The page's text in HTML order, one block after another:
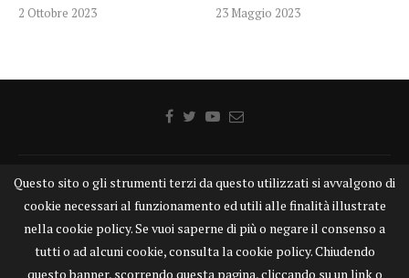
2 Ottobre 2023 23 Maggio 2023
Home Chi siamo Disclaimer Cookie Contatti
Privacy Policy KONGTV
KONGnews ©KONG Comunicazione s.r.l. - P.IVA: 15049871005
Alcune delle foto pubblicate su KONGnews.it sono state prese da Internet,
Questo sito o gli strumenti terzi da questo utilizzati si avvalgono di
cookie necessari al funzionamento ed utili alle finalità illustrate
nella cookie policy. Se vuoi saperne di più o negare il consenso a
tutti o ad alcuni cookie, consulta la cookie policy. Chiudendo
questo banner, scorrendo questa pagina, cliccando su un link o